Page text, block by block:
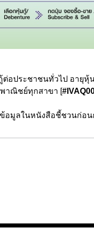
อประชาชนทั่วไป อายุหุ้น
พาณิชย์ทุกสาขา [
อมูลในหนังสือชี้ชวนก่อน